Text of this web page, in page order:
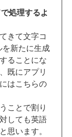
処理するよ
きて文字コ
新たに生成
ることにな
既にアプリ
はこちらの
ことで割り
しても英語
思います。